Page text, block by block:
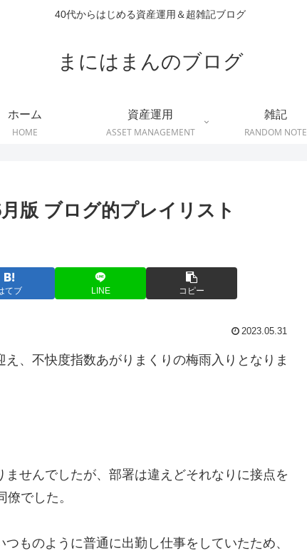
40代からはじめる資産運用＆超雑記ブログ
まにはまんのブログ
ホーム
HOME
資産運用
ASSET MANAGEMENT
雑記
RANDOM NOTE
版 ブログ的プレイリスト
てブ LINE コピー
2023.05.31
、不快度指数あがりまくりの梅雨入りとなりま
せんでしたが、部署は違えどそれなりに接点を
でした。
ものように普通に出勤し仕事をしていたため、